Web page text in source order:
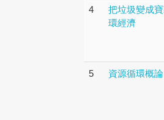
4
把垃圾變成
環經濟
5 資源循環概